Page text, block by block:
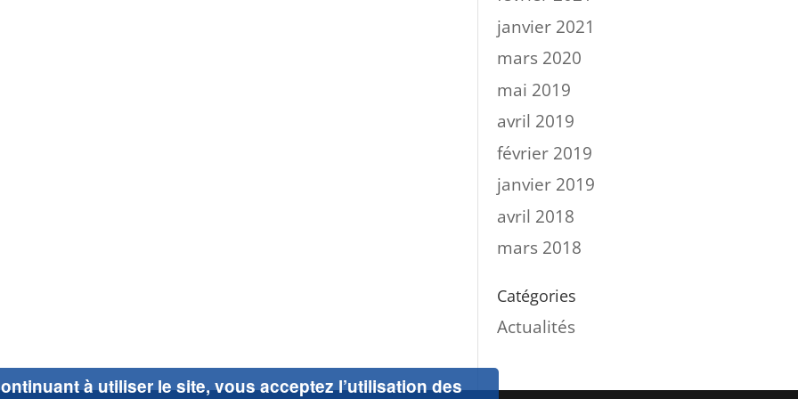
janvier 2021
mars 2020
mai 2019
avril 2019
février 2019
janvier 2019
avril 2018
mars 2018
Catégories
Actualités
à utiliser le site, vous acceptez l’utilisation des